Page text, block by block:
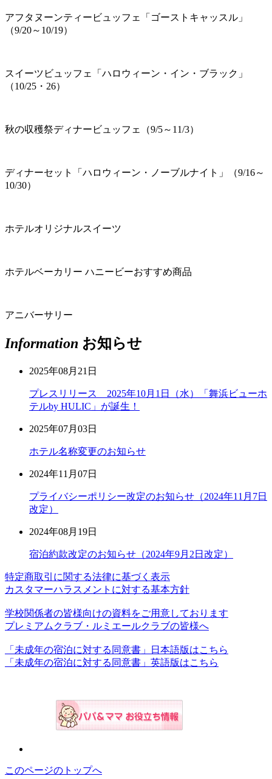
アフタヌーンティービュッフェ「ゴーストキャッスル」
（9/20～10/19）
スイーツビュッフェ「ハロウィーン・イン・ブラック」
（10/25・26）
秋の収穫祭ディナービュッフェ（9/5～11/3）
ディナーセット「ハロウィーン・ノーブルナイト」（9/16～
10/30）
ホテルオリジナルスイーツ
ホテルベーカリー ハニービーおすすめ商品
アニバーサリー
Information お知らせ
2025年08月21日
プレスリリース 2025年10月1日（水）「舞浜ビューホ
テルby HULIC」が誕生！
2025年07月03日
ホテル名称変更のお知らせ
2024年11月07日
プライバシーポリシー改定のお知らせ（2024年11月7日
改定）
2024年08月19日
宿泊約款改定のお知らせ（2024年9月2日改定）
特定商取引に関する法律に基づく表示
カスタマーハラスメントに対する基本方針
学校関係者の皆様向けの資料をご用意しております
プレミアムクラブ・ルミエールクラブの皆様へ
「未成年の宿泊に対する同意書」日本語版はこちら
「未成年の宿泊に対する同意書」英語版はこちら
このページのトップへ